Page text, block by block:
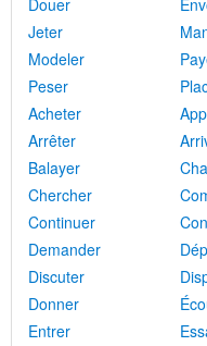
Douer
Jeter
Modeler
Peser
Acheter
Arrêter
Balayer
Chercher
Continuer
Demander
Discuter
Donner
Entrer